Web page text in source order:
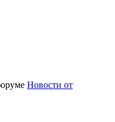
Новости от